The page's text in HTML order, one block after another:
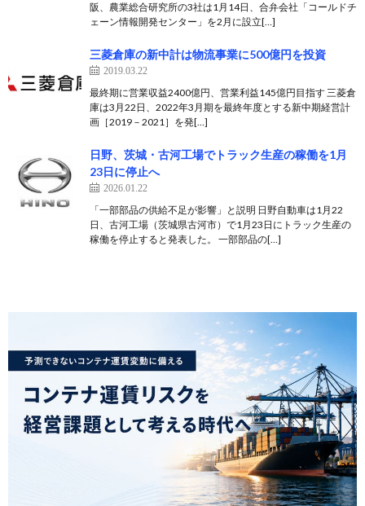
阪、農業総合研究所の3社は1月14日、合弁会社「コールドチ
ェーン情報開発センター」を2月に設立[…]
三菱倉庫の新中計は物流事業に500億円を投資
2019.03.22
最終期に営業収益2400億円、営業利益145億円目指す 三菱倉
庫は3月22日、2022年3月期を最終年度とする新中期経営計
画［2019－2021］を発[…]
日野、茨城・古河工場でトラック生産の稼働を1月
23日に停止へ
2026.01.22
「一部部品の供給不足が影響」と説明 日野自動車は1月22
日、古河工場（茨城県古河市）で1月23日にトラック生産の
稼働を停止すると発表した。 一部部品の[…]